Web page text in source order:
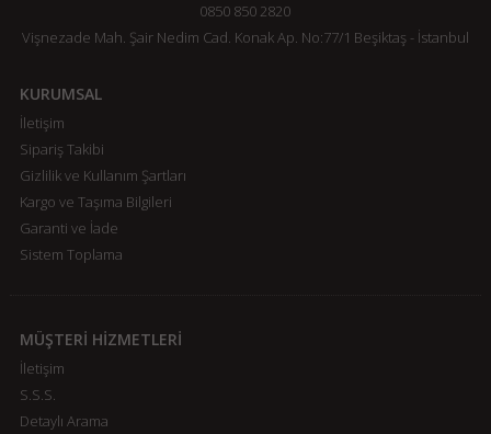
0850 850 2820
Vişnezade Mah. Şair Nedim Cad. Konak Ap. No:77/1 Beşiktaş - İstanbul
KURUMSAL
İletişim
Sipariş Takibi
Gizlilik ve Kullanım Şartları
Kargo ve Taşıma Bilgileri
Garanti ve İade
Sistem Toplama
MÜŞTERİ HİZMETLERİ
İletişim
S.S.S.
Detaylı Arama